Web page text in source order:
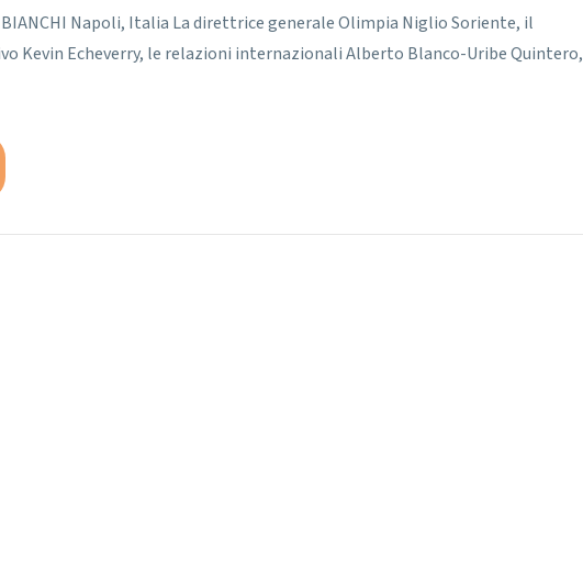
BIANCHI Napoli, Italia La direttrice generale Olimpia Niglio Soriente, il
Kevin Echeverry, le relazioni internazionali Alberto Blanco-Uribe Quintero,